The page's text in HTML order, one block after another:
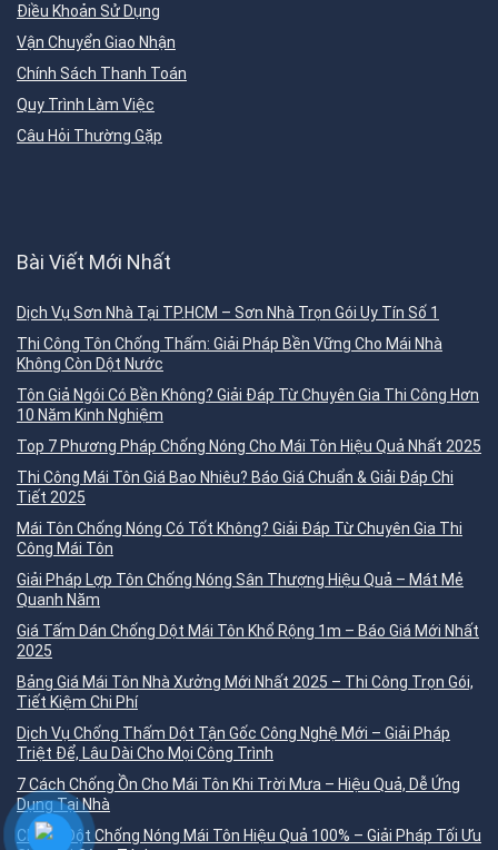
Điều Khoản Sử Dụng
Vận Chuyển Giao Nhận
Chính Sách Thanh Toán
Quy Trình Làm Việc
Câu Hỏi Thường Gặp
Bài Viết Mới Nhất
Dịch Vụ Sơn Nhà Tại TP.HCM – Sơn Nhà Trọn Gói Uy Tín Số 1
Thi Công Tôn Chống Thấm: Giải Pháp Bền Vững Cho Mái Nhà
Không Còn Dột Nước
Tôn Giả Ngói Có Bền Không? Giải Đáp Từ Chuyên Gia Thi Công Hơn
10 Năm Kinh Nghiệm
Top 7 Phương Pháp Chống Nóng Cho Mái Tôn Hiệu Quả Nhất 2025
Thi Công Mái Tôn Giá Bao Nhiêu? Báo Giá Chuẩn & Giải Đáp Chi
Tiết 2025
Mái Tôn Chống Nóng Có Tốt Không? Giải Đáp Từ Chuyên Gia Thi
Công Mái Tôn
Giải Pháp Lợp Tôn Chống Nóng Sân Thượng Hiệu Quả – Mát Mẻ
Quanh Năm
Giá Tấm Dán Chống Dột Mái Tôn Khổ Rộng 1m – Báo Giá Mới Nhất
2025
Bảng Giá Mái Tôn Nhà Xưởng Mới Nhất 2025 – Thi Công Trọn Gói,
Tiết Kiệm Chi Phí
Dịch Vụ Chống Thấm Dột Tận Gốc Công Nghệ Mới – Giải Pháp
Triệt Để, Lâu Dài Cho Mọi Công Trình
7 Cách Chống Ồn Cho Mái Tôn Khi Trời Mưa – Hiệu Quả, Dễ Ứng
Dụng Tại Nhà
Chống Dột Chống Nóng Mái Tôn Hiệu Quả 100% – Giải Pháp Tối Ưu